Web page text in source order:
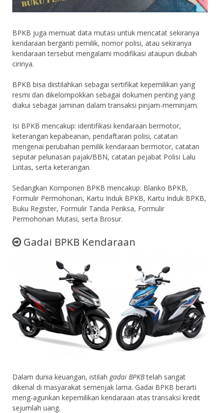
BPKB juga memuat data mutasi untuk mencatat sekiranya
kendaraan berganti pemilik, nomor polisi, atau sekiranya
kendaraan tersebut mengalami modifikasi ataupun diubah
cirinya.
BPKB bisa diistilahkan sebagai sertifikat kepemilikan yang
resmi dan dikelompokkan sebagai dokumen penting yang
diakui sebagai jaminan dalam transaksi pinjam-meminjam.
Isi BPKB mencakup: identifikasi kendaraan bermotor,
keterangan kepabeanan, pendaftaran polisi, catatan
mengenai perubahan pemilik kendaraan bermotor, catatan
seputar pelunasan pajak/BBN, catatan pejabat Polisi Lalu
Lintas, serta keterangan.
Sedangkan Komponen BPKB mencakup: Blanko BPKB,
Formulir Permohonan, Kartu Induk BPKB, Kartu Induk BPKB,
Buku Register, Formulir Tanda Periksa, Formulir
Permohonan Mutasi, serta Brosur.
Gadai BPKB Kendaraan
Dalam dunia keuangan, istilah gadai BPKBtelah sangat
dikenal di masyarakat semenjak lama. Gadai BPKB berarti
meng-agunkan kepemilikan kendaraan atas transaksi kredit
sejumlah uang.